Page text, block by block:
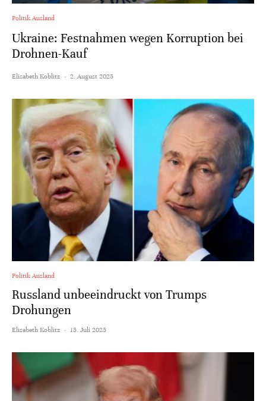
Politik Ausland
Ukraine: Festnahmen wegen Korruption bei
Drohnen-Kauf
Elisabeth Koblitz · 2. August 2025
Politik Ausland
Russland unbeeindruckt von Trumps
Drohungen
Elisabeth Koblitz · 15. Juli 2025